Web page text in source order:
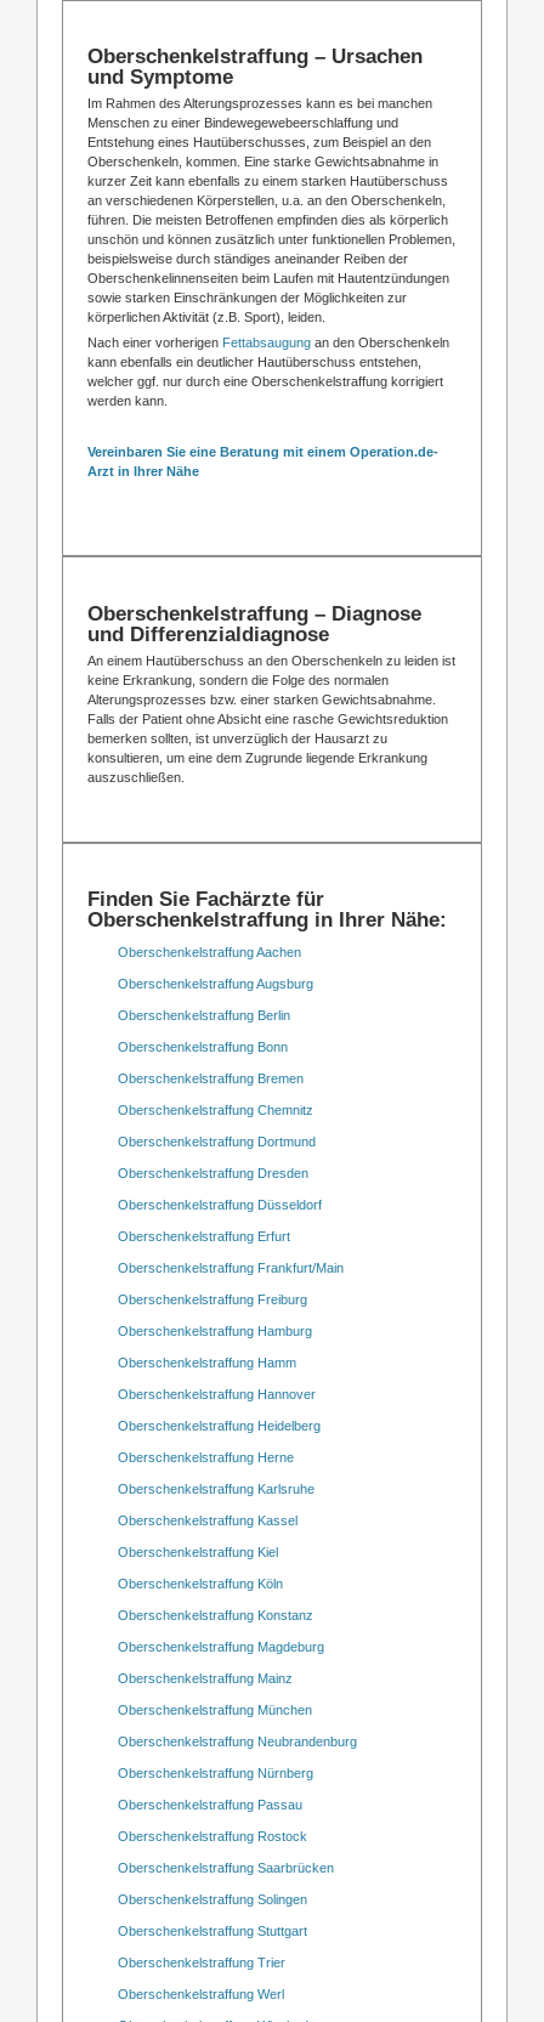
Oberschenkelstraffung – Ursachen
und Symptome
Im Rahmen des Alterungsprozesses kann es bei manchen
Menschen zu einer Bindewegewebeerschlaffung und
Entstehung eines Hautüberschusses, zum Beispiel an den
Oberschenkeln, kommen. Eine starke Gewichtsabnahme in
kurzer Zeit kann ebenfalls zu einem starken Hautüberschuss
an verschiedenen Körperstellen, u.a. an den Oberschenkeln,
führen. Die meisten Betroffenen empfinden dies als körperlich
unschön und können zusätzlich unter funktionellen Problemen,
beispielsweise durch ständiges aneinander Reiben der
Oberschenkelinnenseiten beim Laufen mit Hautentzündungen
sowie starken Einschränkungen der Möglichkeiten zur
körperlichen Aktivität (z.B. Sport), leiden.
Nach einer vorherigen Fettabsaugungan den Oberschenkeln
kann ebenfalls ein deutlicher Hautüberschuss entstehen,
welcher ggf. nur durch eine Oberschenkelstraffung korrigiert
werden kann.
Vereinbaren Sie eine Beratung mit einem Operation.de-
Arzt in Ihrer Nähe
Oberschenkelstraffung – Diagnose
und Differenzialdiagnose
An einem Hautüberschuss an den Oberschenkeln zu leiden ist
keine Erkrankung, sondern die Folge des normalen
Alterungsprozesses bzw. einer starken Gewichtsabnahme.
Falls der Patient ohne Absicht eine rasche Gewichtsreduktion
bemerken sollten, ist unverzüglich der Hausarzt zu
konsultieren, um eine dem Zugrunde liegende Erkrankung
auszuschließen.
Finden Sie Fachärzte für
Oberschenkelstraffung in Ihrer Nähe:
Oberschenkelstraffung Aachen
Oberschenkelstraffung Augsburg
Oberschenkelstraffung Berlin
Oberschenkelstraffung Bonn
Oberschenkelstraffung Bremen
Oberschenkelstraffung Chemnitz
Oberschenkelstraffung Dortmund
Oberschenkelstraffung Dresden
Oberschenkelstraffung Düsseldorf
Oberschenkelstraffung Erfurt
Oberschenkelstraffung Frankfurt/Main
Oberschenkelstraffung Freiburg
Oberschenkelstraffung Hamburg
Oberschenkelstraffung Hamm
Oberschenkelstraffung Hannover
Oberschenkelstraffung Heidelberg
Oberschenkelstraffung Herne
Oberschenkelstraffung Karlsruhe
Oberschenkelstraffung Kassel
Oberschenkelstraffung Kiel
Oberschenkelstraffung Köln
Oberschenkelstraffung Konstanz
Oberschenkelstraffung Magdeburg
Oberschenkelstraffung Mainz
Oberschenkelstraffung München
Oberschenkelstraffung Neubrandenburg
Oberschenkelstraffung Nürnberg
Oberschenkelstraffung Passau
Oberschenkelstraffung Rostock
Oberschenkelstraffung Saarbrücken
Oberschenkelstraffung Solingen
Oberschenkelstraffung Stuttgart
Oberschenkelstraffung Trier
Oberschenkelstraffung Werl